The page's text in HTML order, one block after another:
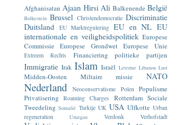
Afghanisatan Ajaan Hirsi Ali Balkenende België
Bolkestein Brussel Christendemocratie Discriminatie
Duitsland
EU Marktregulering EU en NL EU
internationale en veiligheidspolitiek Europese
Commissie
Europese Grondwet Europese Unie
Extreem Rechts Financiering politieke partijen
Immigratie Irak Islam Israël Leterme Libanon Lust
Midden-Oosten Miltaire missie NATO
Nederland Neoconservatisme Polen
Populisme
Privatisering
Roaming Charges Rotterdam Sociale
Tweedeling Somalië Turkije UK USA Ulfkotte Urban
regeneration
Uruzgan Verdonk Verhofstadt